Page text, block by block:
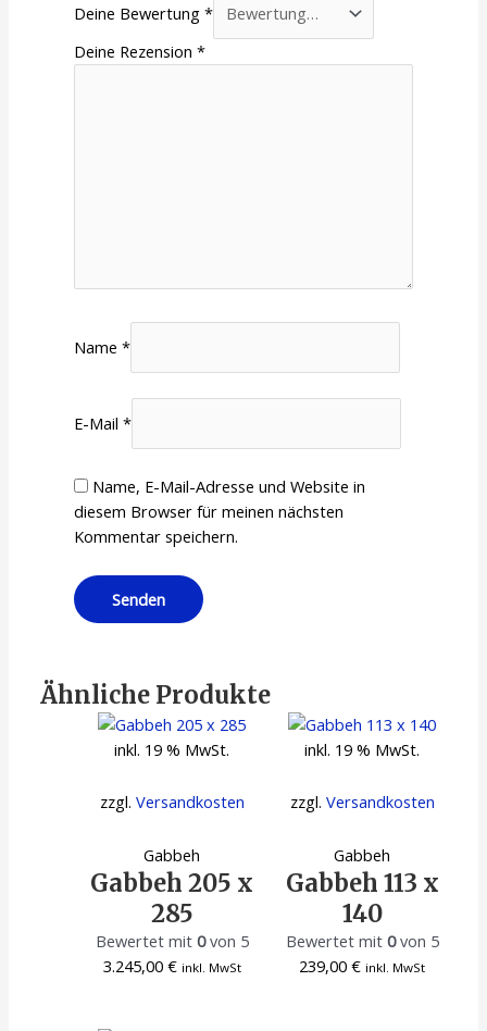
Deine Bewertung*
Deine Rezension*
Name*
E-Mail*
Name, E-Mail-Adresse und Website in
diesem Browser für meinen nächsten
Kommentar speichern.
Ähnliche Produkte
inkl. 19 % MwSt.
zzgl. Versandkosten
Gabbeh
Gabbeh 205 x
285
Bewertet mit 0von 5
3.245,00 € inkl. MwSt
inkl. 19 % MwSt.
zzgl. Versandkosten
Gabbeh
Gabbeh 113 x
140
Bewertet mit 0von 5
239,00€ inkl. MwSt